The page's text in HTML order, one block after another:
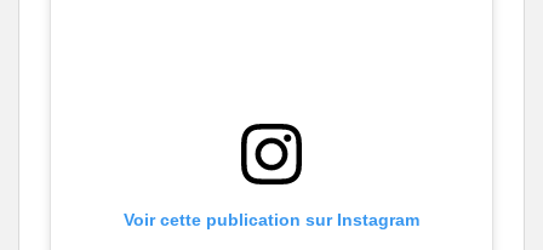
Voir cette publication sur Instagram